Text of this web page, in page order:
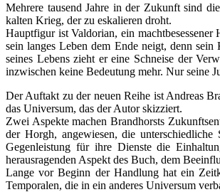
Mehrere tausend Jahre in der Zukunft sind
kalten Krieg, der zu eskalieren droht.
Hauptfigur ist Valdorian, ein machtbesessener
sein langes Leben dem Ende neigt, denn
seines Lebens zieht er eine Schneise der
inzwischen keine Bedeutung mehr. Nur seine
Der Auftakt zu der neuen Reihe ist Andreas
das Universum, das der Autor skizziert.
Zwei Aspekte machen Brandhorsts
der Horgh, angewiesen, die
Gegenleistung für ihre Dienste die
herausragenden Aspekt des Buch, dem
Lange vor Beginn der Handlung hat ein
Temporalen, die in ein anderes Universum